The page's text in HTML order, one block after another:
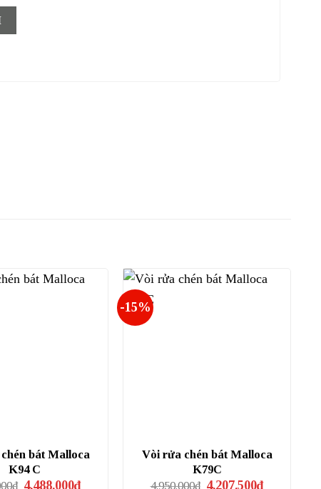
bát Malloca
K94 C
₫ Giá
4.488.000₫Giá
-15%
Vòi rửa chén bát Malloca
K79C
4.950.000₫ Giá
4.207.500₫Giá